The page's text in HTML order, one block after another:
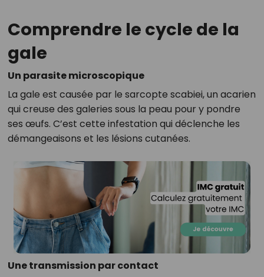
Comprendre le cycle de la
gale
Un parasite microscopique
La gale est causée par le sarcopte scabiei, un acarien
qui creuse des galeries sous la peau pour y pondre
ses œufs. C’est cette infestation qui déclenche les
démangeaisons et les lésions cutanées.
Une transmission par contact